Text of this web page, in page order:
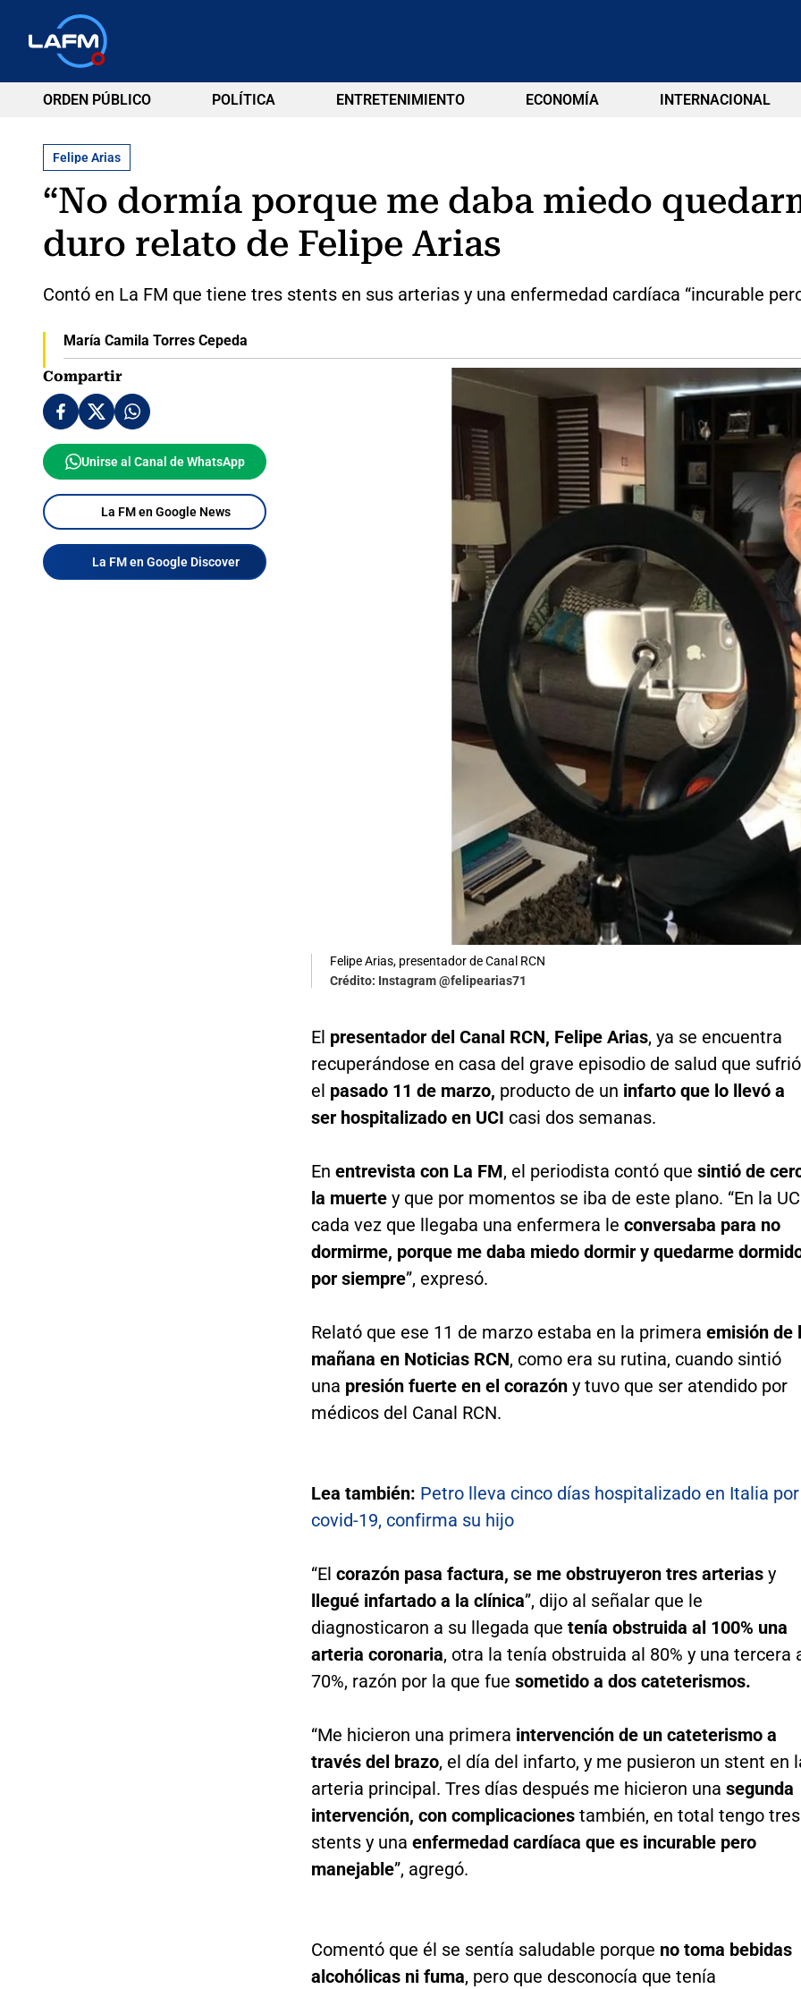
ORDEN PÚBLICO POLÍTICA ENTRETENIMIENTO ECONOMÍA INTERNACIONAL
Felipe Arias
“No dormía porque me daba miedo
duro relato de Felipe Arias
Contó en La FM que tiene tres stents en sus arterias y una enfermedad cardíaca “incurable
María Camila Torres Cepeda
Compartir
Unirse al Canal de WhatsApp
La FM en Google News
La FM en Google Discover
Felipe Arias, presentador de Canal RCN
Crédito: Instagram @felipearias71
El presentador del Canal RCN, Felipe Arias, ya se encuentra
recuperándose en casa del grave episodio de salud que sufrió
el pasado 11 de marzo, producto de un infarto que lo llevó a
ser hospitalizado en UCI casi dos semanas.
En entrevista con La FM, el periodista contó que sintió de
la muerte y que por momentos se iba de este plano. “En la
cada vez que llegaba una enfermera le conversaba para no
dormirme, porque me daba miedo dormir y quedarme
por siempre”, expresó.
Relató que ese 11 de marzo estaba en la primera emisión de
mañana en Noticias RCN, como era su rutina, cuando sintió
una presión fuerte en el corazón y tuvo que ser atendido por
médicos del Canal RCN.
Lea también: Petro lleva cinco días hospitalizado en Italia por
covid-19, confirma su hijo
“El corazón pasa factura, se me obstruyeron tres arterias y
llegué infartado a la clínica”, dijo al señalar que le
diagnosticaron a su llegada que tenía obstruida al 100% una
arteria coronaria, otra la tenía obstruida al 80% y una tercera
70%, razón por la que fue sometido a dos cateterismos.
“Me hicieron una primera intervención de un cateterismo a
través del brazo, el día del infarto, y me pusieron un stent en
arteria principal. Tres días después me hicieron una segunda
intervención, con complicacionestambién, en total tengo tres
stents y una enfermedad cardíaca que es incurable pero
manejable”, agregó.
Comentó que él se sentía saludable porque no toma bebidas
alcohólicas ni fuma, pero que desconocía que tenía